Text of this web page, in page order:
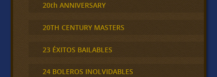
20th ANNIVERSARY
20TH CENTURY MASTERS
23 ÉXITOS BAILABLES
24 BOLEROS INOLVIDABLES